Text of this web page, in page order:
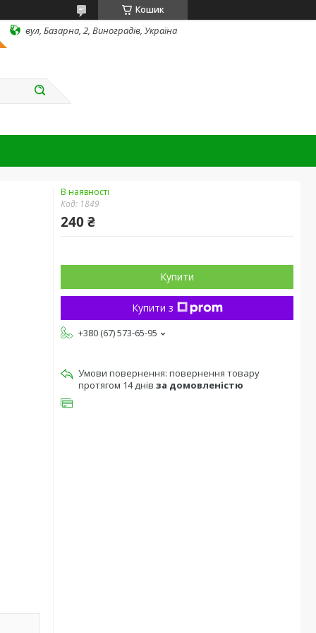
Кошик
вул, Базарна, 2, Виноградів, Україна
В наявності
Код: 1849
240 ₴
Купити
Купити з
+380 (67) 573-65-95
повернення товару
протягом 14 днів за домовленістю